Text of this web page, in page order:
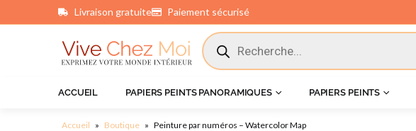
Livraison gratuite Paiement sécurisé
ACCUEIL PAPIERS PEINTS PANORAMIQUES PAPIERS PEINTS
Accueil » Boutique » Peinture par numéros – Watercolor Map